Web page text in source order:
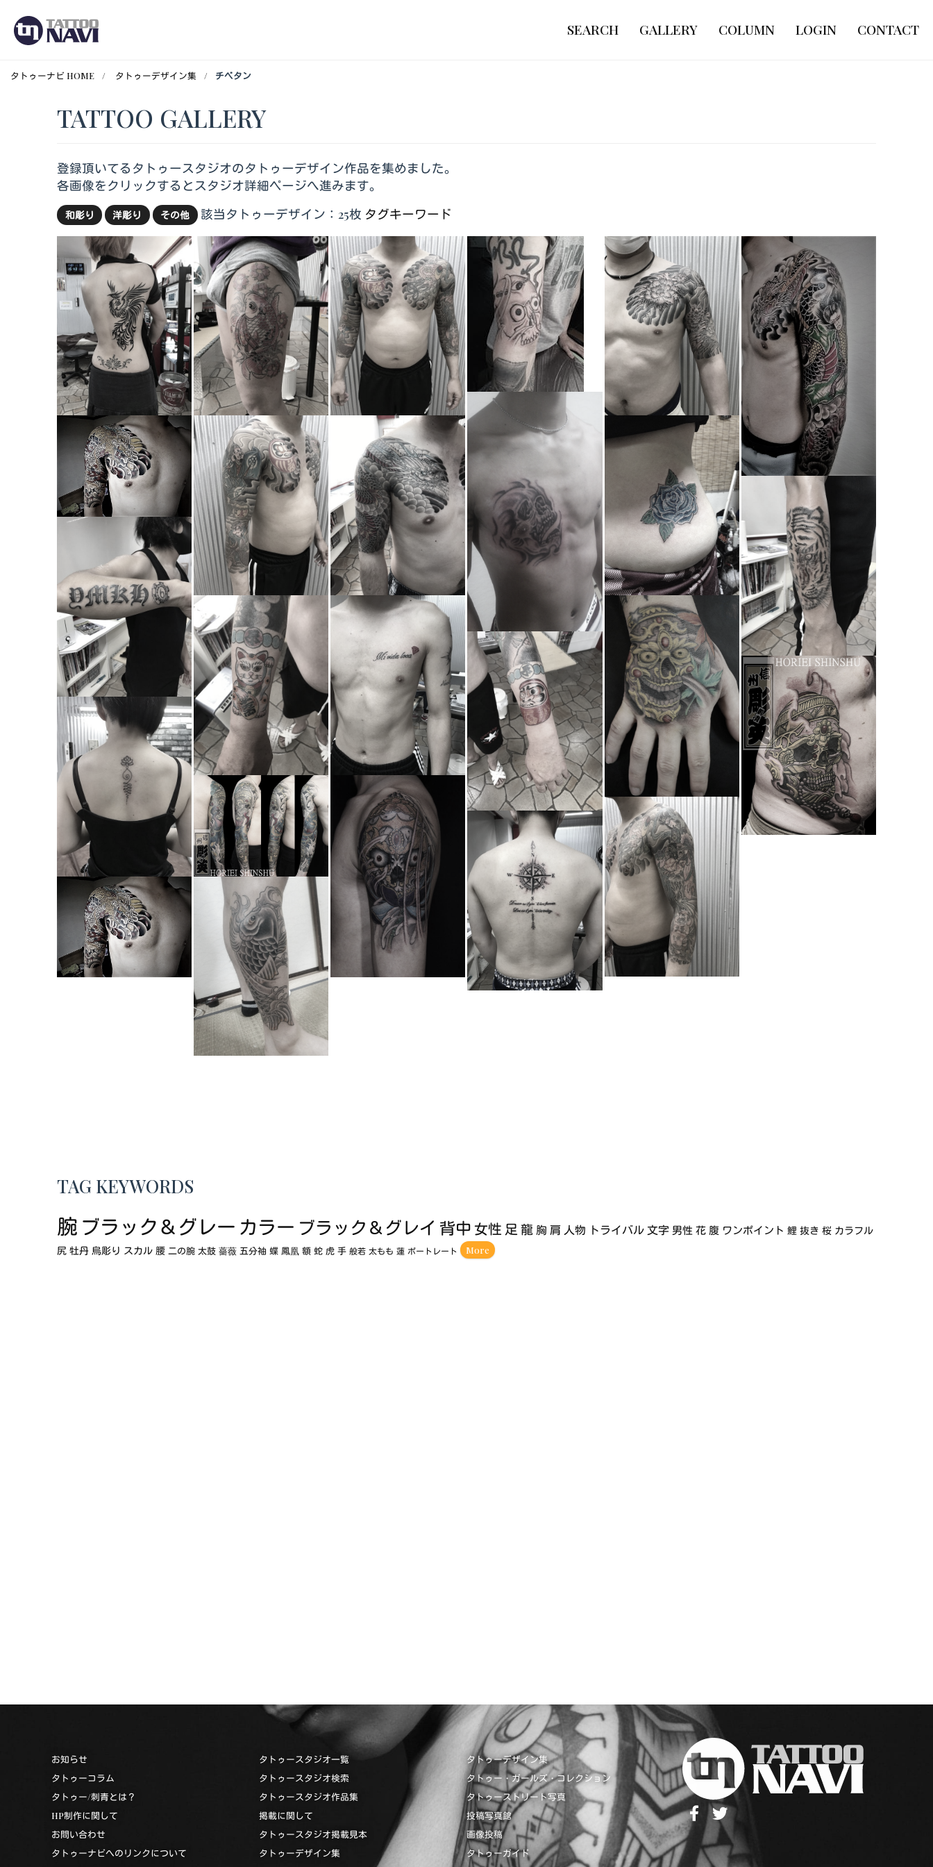
SEARCH GALLERY COLUMN LOGIN CONTACT
タトゥーナビ HOME タトゥーデザイン集 チベタン
TATTOO GALLERY
登録頂いてるタトゥースタジオのタトゥーデザイン作品を集めました。
各画像をクリックするとスタジオ詳細ページへ進みます。
和彫り 洋彫り その他 該当タトゥーデザイン：25枚 タグキーワード
TAG KEYWORDS
腕 ブラック＆グレー カラー ブラック＆グレイ 背中女性 足 龍 胸 肩 人物 トライバル 文字 男性 花 腹 ワンポイント 鯉 抜き 桜 カラフル
尻 牡丹 烏彫り スカル 腰 二の腕 太鼓 薔薇 五分袖 蝶 鳳凰 額 蛇 虎 手 般若 太もも 蓮 ポートレート More
お知らせ
タトゥーコラム
タトゥー/刺青とは？
HP制作に関して
お問い合わせ
タトゥーナビへのリンクについて
タトゥースタジオ一覧
タトゥースタジオ検索
タトゥースタジオ作品集
掲載に関して
タトゥースタジオ掲載見本
タトゥーデザイン集
タトゥーデザイン集
タトゥー・ガールズ・コレクション
タトゥーストリート写真
投稿写真館
画像投稿
タトゥーガイド